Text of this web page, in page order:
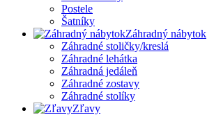
Postele
Šatníky
Záhradný nábytok
Záhradné stoličky/kreslá
Záhradné lehátka
Záhradná jedáleň
Záhradné zostavy
Záhradné stolíky
Zľavy